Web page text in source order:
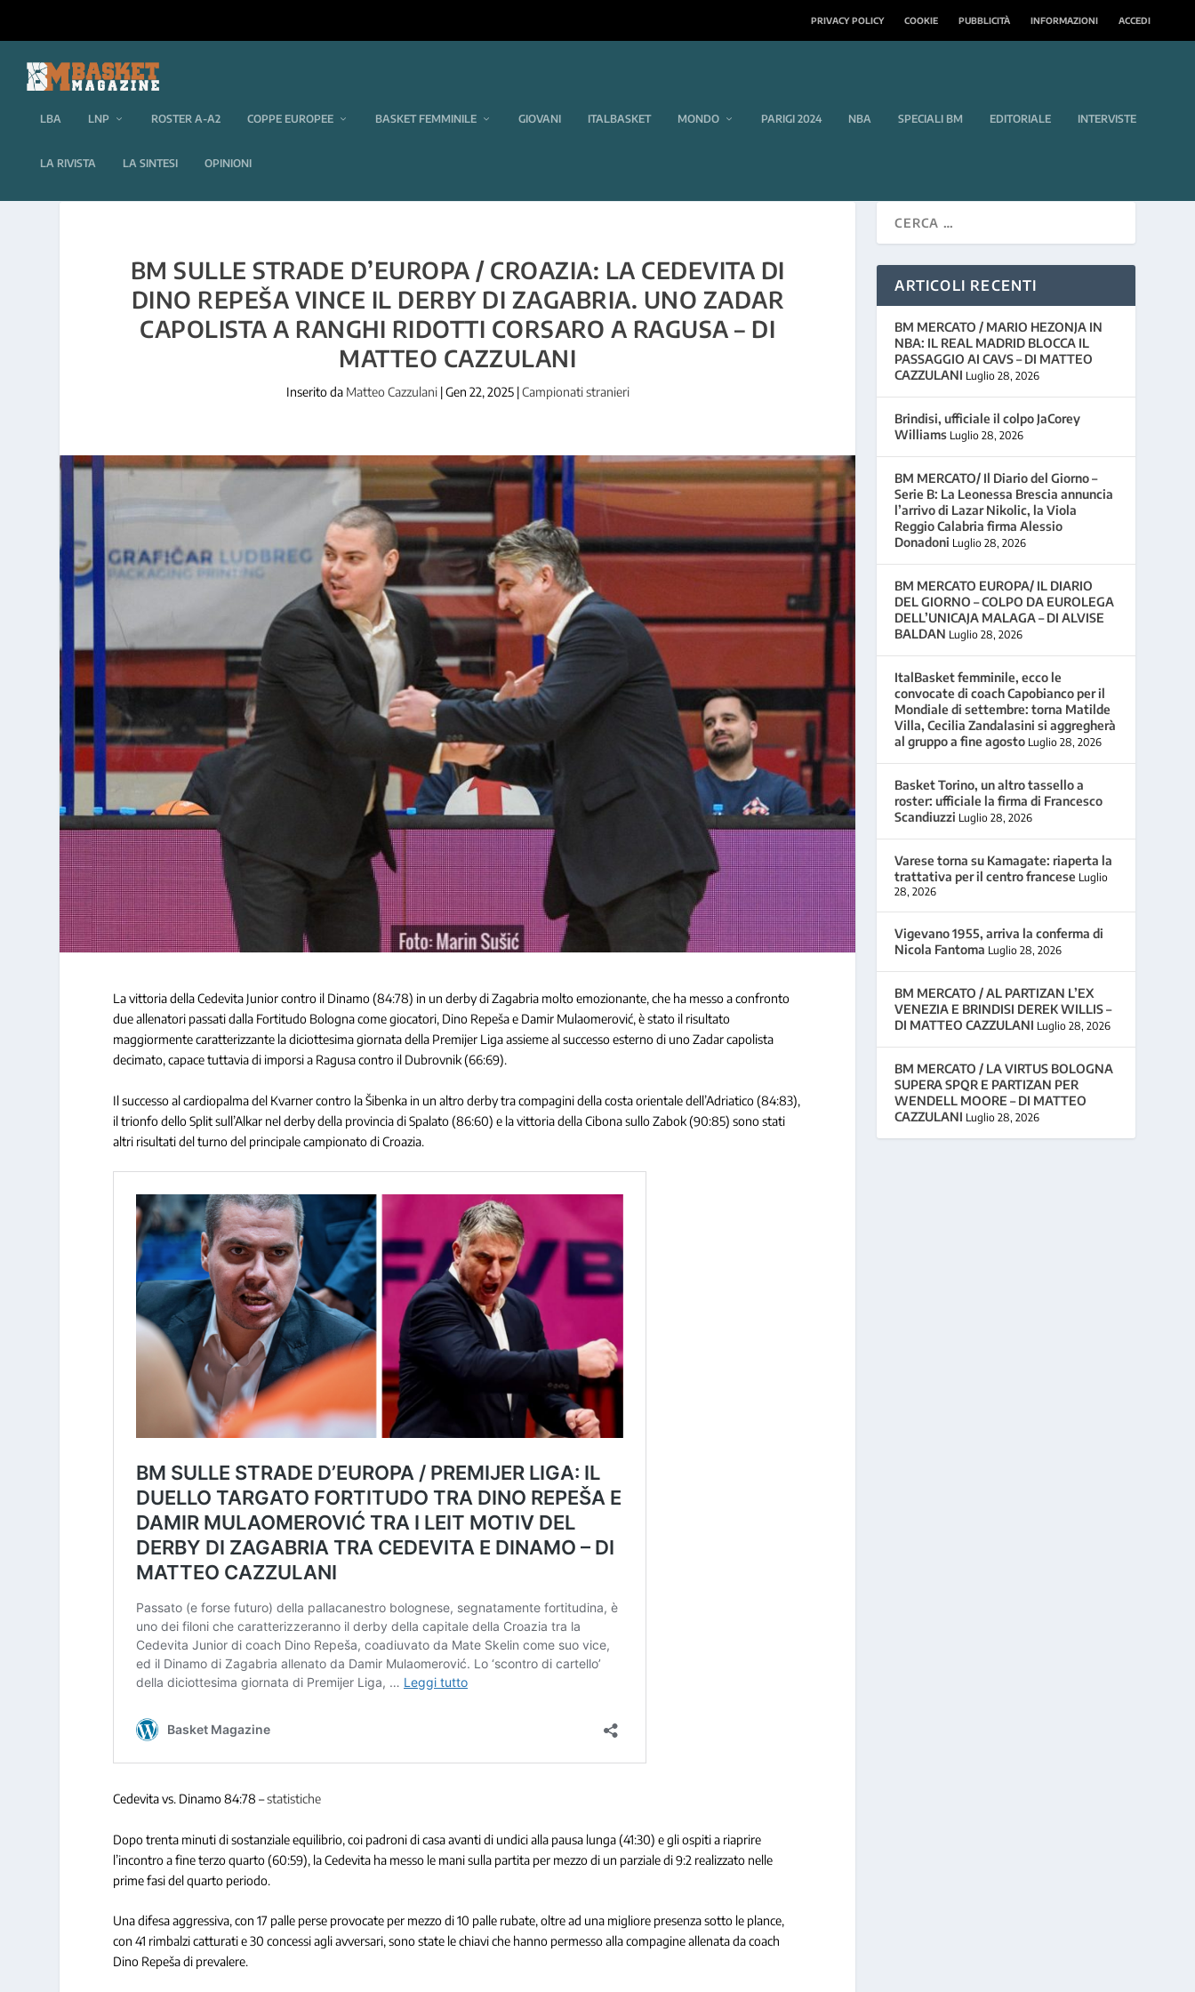
PRIVACY POLICY COOKIE PUBBLICITÀ INFORMAZIONI ACCEDI
LBA LNP ROSTER A-A2 COPPE EUROPEE BASKET FEMMINILE GIOVANI ITALBASKET MONDO PARIGI 2024 NBA SPECIALI BM EDITORIALE INTERVISTE
LA RIVISTA LA SINTESI OPINIONI
BM SULLE STRADE D’EUROPA / CROAZIA: LA CEDEVITA DI
DINO REPEŠA VINCE IL DERBY DI ZAGABRIA. UNO ZADAR
CAPOLISTA A RANGHI RIDOTTI CORSARO A RAGUSA – DI
MATTEO CAZZULANI
Inserito da Matteo Cazzulani|Gen 22, 2025|Campionati stranieri
La vittoria della Cedevita Junior contro il Dinamo (84:78) in un derby di Zagabria molto emozionante, che ha messo a confronto
due allenatori passati dalla Fortitudo Bologna come giocatori, Dino Repeša e Damir Mulaomerović, è stato il risultato
maggiormente caratterizzante la diciottesima giornata della Premijer Liga assieme al successo esterno di uno Zadar capolista
decimato, capace tuttavia di imporsi a Ragusa contro il Dubrovnik (66:69).
Il successo al cardiopalma del Kvarner contro la Šibenka in un altro derby tra compagini della costa orientale dell’Adriatico (84:83),
il trionfo dello Split sull’Alkar nel derby della provincia di Spalato (86:60) e la vittoria della Cibona sullo Zabok (90:85) sono stati
altri risultati del turno del principale campionato di Croazia.
Cedevita vs. Dinamo 84:78 –statistiche
Dopo trenta minuti di sostanziale equilibrio, coi padroni di casa avanti di undici alla pausa lunga (41:30) e gli ospiti a riaprire
l’incontro a fine terzo quarto (60:59), la Cedevita ha messo le mani sulla partita per mezzo di un parziale di 9:2 realizzato nelle
prime fasi del quarto periodo.
Una difesa aggressiva, con 17 palle perse provocate per mezzo di 10 palle rubate, oltre ad una migliore presenza sotto le plance,
con 41 rimbalzi catturati e 30 concessi agli avversari, sono state le chiavi che hanno permesso alla compagine allenata da coach
Dino Repeša di prevalere.
ARTICOLI RECENTI
BM MERCATO / MARIO HEZONJA IN
NBA: IL REAL MADRID BLOCCA IL
PASSAGGIO AI CAVS – DI MATTEO
CAZZULANI Luglio 28, 2026
Brindisi, ufficiale il colpo JaCorey
Williams Luglio 28, 2026
BM MERCATO/ Il Diario del Giorno –
Serie B: La Leonessa Brescia annuncia
l’arrivo di Lazar Nikolic, la Viola
Reggio Calabria firma Alessio
Donadoni Luglio 28, 2026
BM MERCATO EUROPA/ IL DIARIO
DEL GIORNO – COLPO DA EUROLEGA
DELL’UNICAJA MALAGA – DI ALVISE
BALDAN Luglio 28, 2026
ItalBasket femminile, ecco le
convocate di coach Capobianco per il
Mondiale di settembre: torna Matilde
Villa, Cecilia Zandalasini si aggregherà
al gruppo a fine agosto Luglio 28, 2026
Basket Torino, un altro tassello a
roster: ufficiale la firma di Francesco
Scandiuzzi Luglio 28, 2026
Varese torna su Kamagate: riaperta la
trattativa per il centro francese Luglio
28, 2026
Vigevano 1955, arriva la conferma di
Nicola Fantoma Luglio 28, 2026
BM MERCATO / AL PARTIZAN L’EX
VENEZIA E BRINDISI DEREK WILLIS –
DI MATTEO CAZZULANI Luglio 28, 2026
BM MERCATO / LA VIRTUS BOLOGNA
SUPERA SPQR E PARTIZAN PER
WENDELL MOORE – DI MATTEO
CAZZULANI Luglio 28, 2026